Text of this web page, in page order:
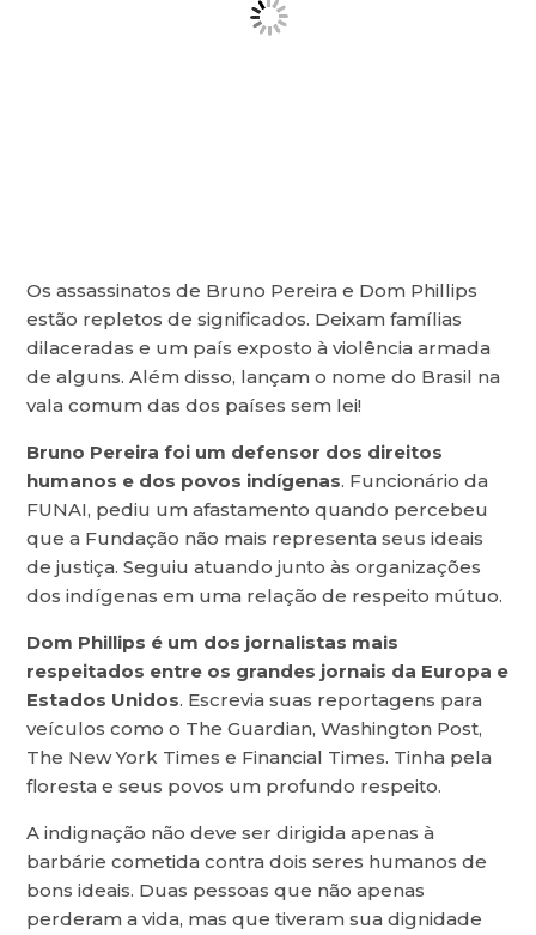
Os assassinatos de Bruno Pereira e Dom Phillips
estão repletos de significados. Deixam famílias
dilaceradas e um país exposto à violência armada
de alguns. Além disso, lançam o nome do Brasil na
vala comum das dos países sem lei!
Bruno Pereira foi um defensor dos direitos
humanos e dos povos indígenas. Funcionário da
FUNAI, pediu um afastamento quando percebeu
que a Fundação não mais representa seus ideais
de justiça. Seguiu atuando junto às organizações
dos indígenas em uma relação de respeito mútuo.
Dom Phillips é um dos jornalistas mais
respeitados entre os grandes jornais da Europa e
Estados Unidos. Escrevia suas reportagens para
veículos como o The Guardian, Washington Post,
The New York Times e Financial Times. Tinha pela
floresta e seus povos um profundo respeito.
A indignação não deve ser dirigida apenas à
barbárie cometida contra dois seres humanos de
bons ideais. Duas pessoas que não apenas
perderam a vida, mas que tiveram sua dignidade